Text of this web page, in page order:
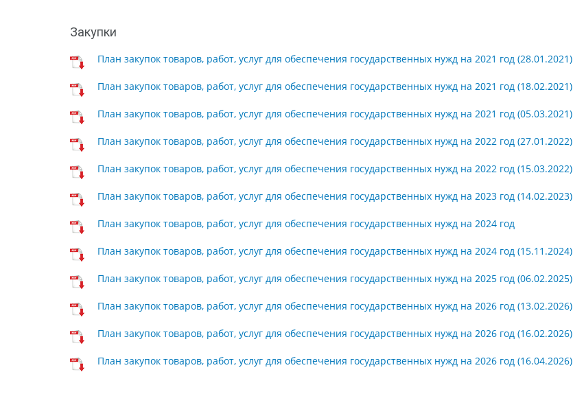
Закупки
План закупок товаров, работ, услуг для обеспечения государственных нужд на 2021 год (28.01.2021)
План закупок товаров, работ, услуг для обеспечения государственных нужд на 2021 год (18.02.2021)
План закупок товаров, работ, услуг для обеспечения государственных нужд на 2021 год (05.03.2021)
План закупок товаров, работ, услуг для обеспечения государственных нужд на 2022 год (27.01.2022)
План закупок товаров, работ, услуг для обеспечения государственных нужд на 2022 год (15.03.2022)
План закупок товаров, работ, услуг для обеспечения государственных нужд на 2023 год (14.02.2023)
План закупок товаров, работ, услуг для обеспечения государственных нужд на 2024 год
План закупок товаров, работ, услуг для обеспечения государственных нужд на 2024 год (15.11.2024)
План закупок товаров, работ, услуг для обеспечения государственных нужд на 2025 год (06.02.2025)
План закупок товаров, работ, услуг для обеспечения государственных нужд на 2026 год (13.02.2026)
План закупок товаров, работ, услуг для обеспечения государственных нужд на 2026 год (16.02.2026)
План закупок товаров, работ, услуг для обеспечения государственных нужд на 2026 год (16.04.2026)